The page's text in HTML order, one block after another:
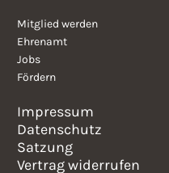
Mitglied werden
Ehrenamt
Jobs
Fördern
Impressum
Datenschutz
Satzung
Vertrag widerrufen